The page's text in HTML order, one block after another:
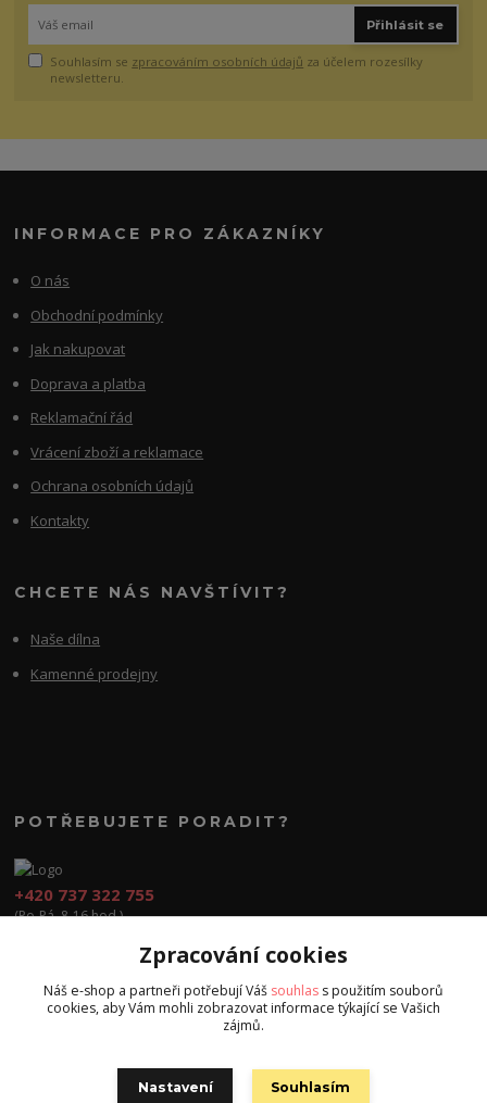
Přihlásit se
Souhlasím se zpracováním osobních údajů za účelem rozesílky
newsletteru.
INFORMACE PRO ZÁKAZNÍKY
O nás
Obchodní podmínky
Jak nakupovat
Doprava a platba
Reklamační řád
Vrácení zboží a reklamace
Ochrana osobních údajů
Kontakty
CHCETE NÁS NAVŠTÍVIT?
Naše dílna
Kamenné prodejny
POTŘEBUJETE PORADIT?
+420 737 322 755
(Po-Pá, 8-16 hod.)
obchod@cvook.czZpracování cookies
Náš e-shop a partneři potřebují Váš souhlas s použitím souborů
cookies, aby Vám mohli zobrazovat informace týkající se Vašich
zájmů.
Nastavení Souhlasím